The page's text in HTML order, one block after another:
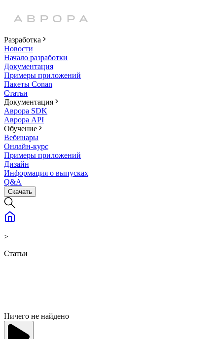
Разработка
Новости
Начало разработки
Документация
Примеры приложений
Пакеты Conan
Статьи
Документация
Аврора SDK
Аврора API
Обучение
Вебинары
Онлайн-курс
Примеры приложений
Дизайн
Информация о выпусках
Q&A
Скачать
>
Статьи
Ничего не найдено